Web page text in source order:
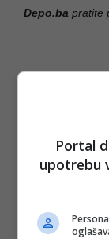
Depo.ba pratite
Portal
upotrebu